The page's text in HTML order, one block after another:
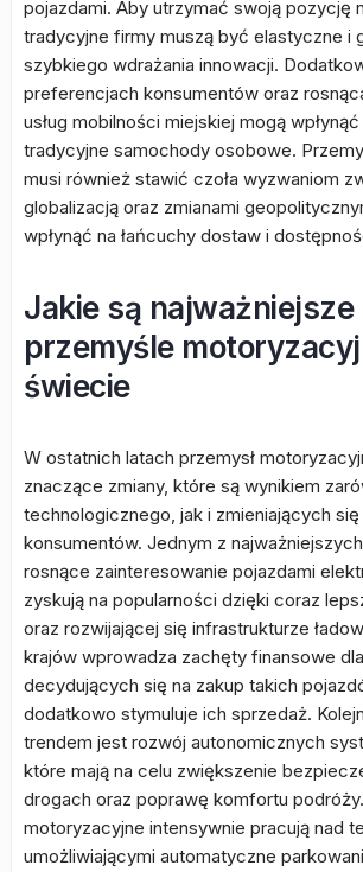
pojazdami. Aby utrzymać swoją pozycję
tradycyjne firmy muszą być elastyczne i
szybkiego wdrażania innowacji.
preferencjach konsumentów oraz
usług mobilności miejskiej mogą
tradycyjne samochody osobowe.
musi również stawić czoła wyzwaniom
globalizacją oraz zmianami
wpłynąć na łańcuchy dostaw i
Jakie są
przemyśle
świecie
W ostatnich latach przemysł
znaczące zmiany, które są wynikiem
technologicznego, jak i zmieniających
konsumentów. Jednym z
rosnące zainteresowanie pojazdami
zyskują na popularności dzięki coraz
oraz rozwijającej się infrastrukturze
krajów wprowadza zachęty finansowe
decydujących się na zakup takich
dodatkowo stymuluje ich sprzedaż.
trendem jest rozwój autonomicznych
które mają na celu zwiększenie
drogach oraz poprawę komfortu
motoryzacyjne intensywnie pracują nad
umożliwiającymi automatyczne